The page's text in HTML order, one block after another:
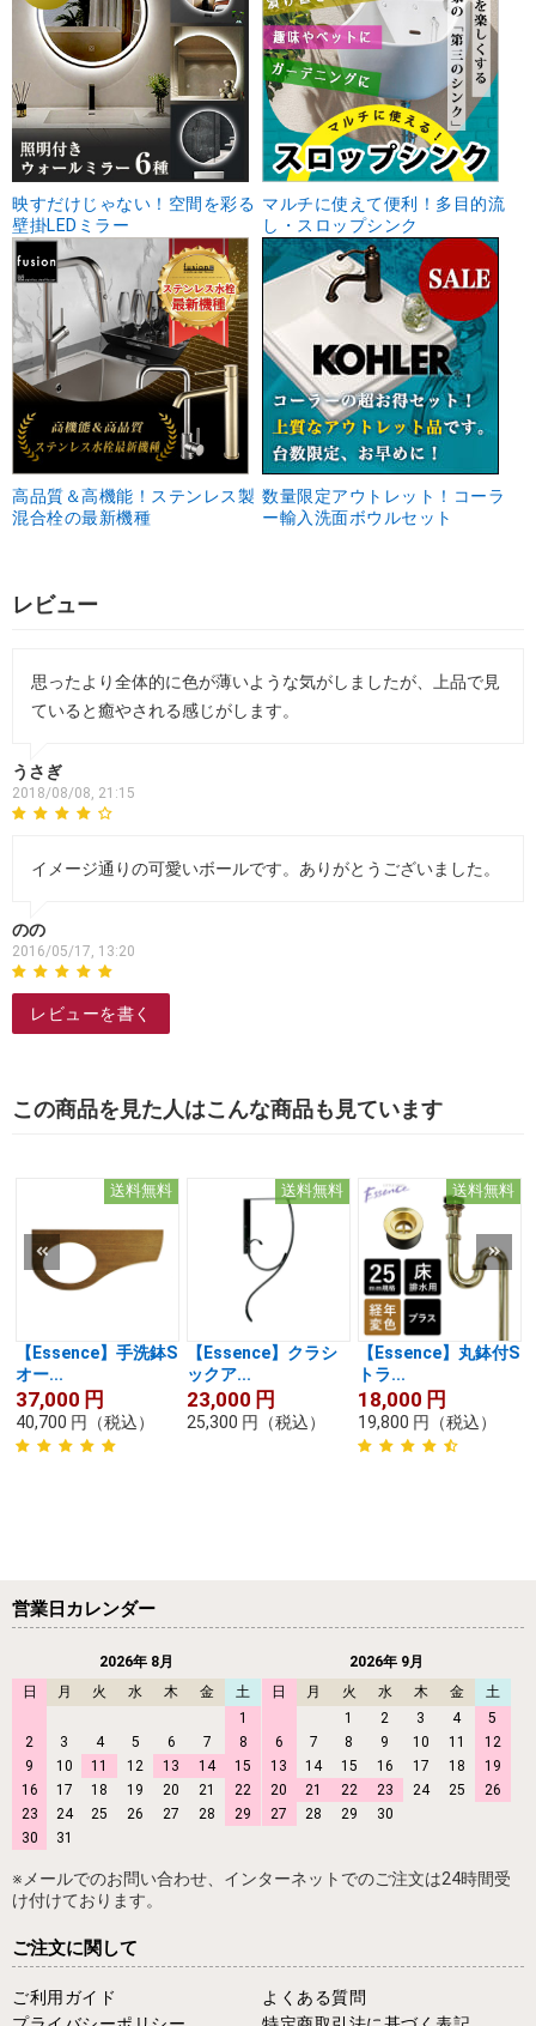
映すだけじゃない！空間を彩る
壁掛LEDミラー
マルチに使えて便利！多目的流
し・スロップシンク
高品質＆高機能！ステンレス製
混合栓の最新機種
数量限定アウトレット！コーラ
ー輸入洗面ボウルセット
レビュー
思ったより全体的に色が薄いような気がしましたが、上品で見
ていると癒やされる感じがします。
うさぎ
2018/08/08, 21:15
イメージ通りの可愛いボールです。ありがとうございました。
のの
2016/05/17, 13:20
レビューを書く
この商品を見た人はこんな商品も見ています
送料無料
【Essence】手洗鉢S
オー...
37,000 円
40,700 円 （税込）
送料無料
【Essence】クラシ
ックア...
23,000 円
25,300 円 （税込）
送料無料
【Essence】丸鉢付S
トラ...
18,000 円
19,800 円 （税込）
営業日カレンダー
2026年 8月
日
月 火 水 木 金
土
1
2
3 4 5 6 7
8
9
10 11 12 13 14
15
16
17 18 19 20 21
22
23
24 25 26 27 28
29
30
31
2026年 9月
日
月 火 水 木 金
土
1
2 3 4
5
6
7 8 9 10 11
12
13
14 15 16 17 18
19
20
21 22 23 24 25
26
27
28 29 30
※メールでのお問い合わせ、インターネットでのご注文は24時間受
け付けております。
ご注文に関して
ご利用ガイド
よくある質問